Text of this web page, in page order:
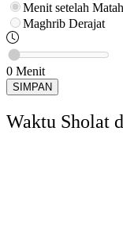
Menit setelah
Maghrib Derajat
0 Menit
SIMPAN
Waktu Sholat